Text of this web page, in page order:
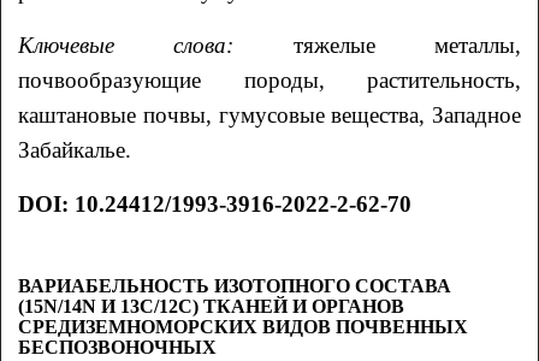
Ключевые слова: тяжелые металлы,
почвообразующие породы, растительность,
каштановые почвы, гумусовые вещества, Западное
Забайкалье.
DOI: 10.24412/1993-3916-2022-2-62-70
ВАРИАБЕЛЬНОСТЬ ИЗОТОПНОГО СОСТАВА
(15N/14N И 13С/12С) ТКАНЕЙ И ОРГАНОВ
СРЕДИЗЕМНОМОРСКИХ ВИДОВ ПОЧВЕННЫХ
БЕСПОЗВОНОЧНЫХ